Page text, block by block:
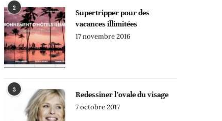
2
Supertripper pour des
vacances illimitées
17 novembre 2016
3
Redessiner l’ovale du visage
7 octobre 2017